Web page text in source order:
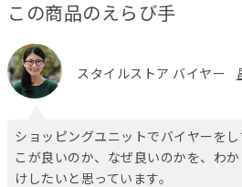
この商品のえらび手
スタイルストア バイヤー
ショッピングユニットでバイヤーを
こが良いのか、なぜ良いのかを、わ
けしたいと思っています。